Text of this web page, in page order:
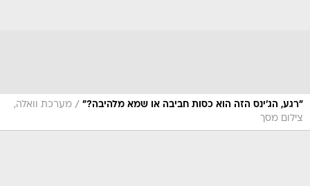
"רגע, הג'ינס הזה הוא כסות חביבה או שמא מלהיבה?" / מערכת וואלה,
צילום מסך